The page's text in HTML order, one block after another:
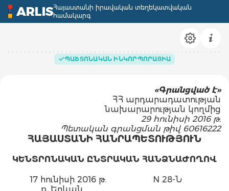
ARLISՀայաստանի իրավական տեղեկատվական
համակարգ
ՊԱՇՏՈՆԱԿԱՆ ԻՆԿՈՐՊՈՐԱՑԻԱ
«Գրանցված է»
ՀՀ արդարադատության
նախարարության կողմից
29 հունիսի 2016 թ.
Պետական գրանցման թիվ 60616222
ՀԱՅԱՍՏԱՆԻ ՀԱՆՐԱՊԵՏՈՒԹՅՈՒՆ
ԿԵՆՏՐՈՆԱԿԱՆ ԸՆՏՐԱԿԱՆ ՀԱՆՁՆԱԺՈՂՈՎ
17 հունիսի 2016 թ.
N 28-Ն